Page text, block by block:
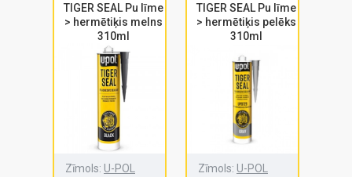
TIGER SEAL Pu līme
> hermētiķis melns
310ml
Zīmols: U-POL
TIGER SEAL Pu līme
> hermētiķis pelēks
310ml
Zīmols: U-POL